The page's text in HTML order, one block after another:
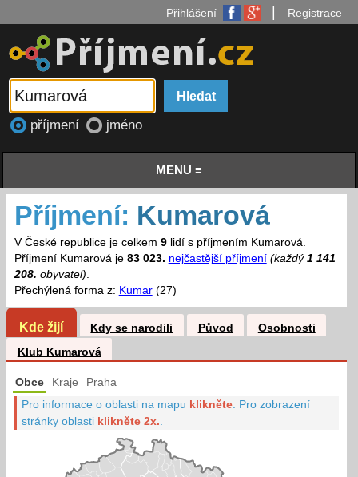
Přihlášení Registrace
příjmení jméno
MENU ≡
Příjmení: Kumarová
V České republice je celkem 9lidí s příjmením Kumarová.
Příjmení Kumarová je 83 023. nejčastější příjmení (každý 1 141
208. obyvatel).
Přechýlená forma z: Kumar(27)
Kde žijí Kdy se narodili Původ
Osobnosti
Klub Kumarová
Obce Kraje Praha
Pro informace o oblasti na mapu klikněte Pro zobrazení
stránky oblasti klikněte 2x.